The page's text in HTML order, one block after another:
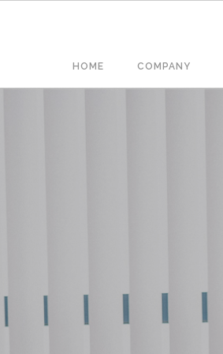
Fő
navigáció
HOME COMPANY